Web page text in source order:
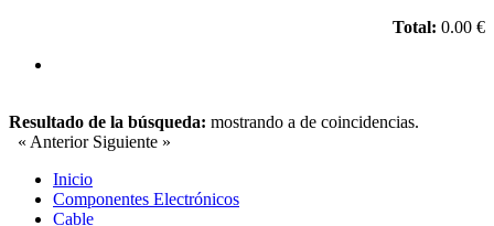
Total: 0.00 €
Resultado de la búsqueda: mostrando a de coincidencias.
« Anterior Siguiente »
Inicio
Componentes Electrónicos
Cable